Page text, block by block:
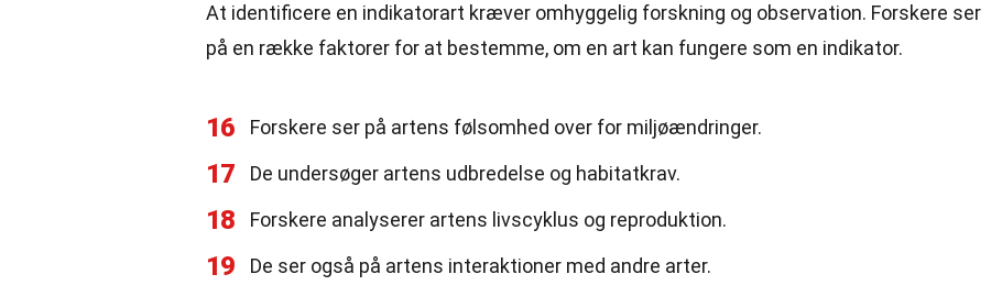
At identificere en indikatorart kræver omhyggelig forskning og observation. Forskere ser
på en række faktorer for at bestemme, om en art kan fungere som en indikator.
16 Forskere ser på artens følsomhed over for miljøændringer.
17 De undersøger artens udbredelse og habitatkrav.
18 Forskere analyserer artens livscyklus og reproduktion.
19 De ser også på artens interaktioner med andre arter.